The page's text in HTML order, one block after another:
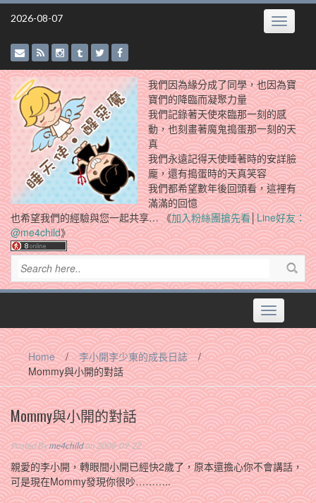
Skip
2026-08-07 Toggle
我們因為緣分成了同學，也因為寶
寶們的降臨而凝聚力量
我們記錄著天使來臨那一刻的感
動，也刻畫著魔鬼搗蛋那一刻的天
真
我們永遠記得天使睡著時的安詳臉
龐，還有搗蛋時的天真笑容
我們都希望數年後回頭看，這裡有
滿滿的回憶
也希望我們的經驗與您一起共享… 《加入粉絲團搶先看│Line好友：
@me4child》
Toggle
navigation
Home / 李小開李少東的成長日誌
/
Mommy與小開的對話
Mommy與小開的對話
Posted Byme4childon 2008-09-22
親愛的李小開，轉眼間小開已經快2歲了，原本還擔心你不會講話，
可是現在Mommy發現你很吵………..